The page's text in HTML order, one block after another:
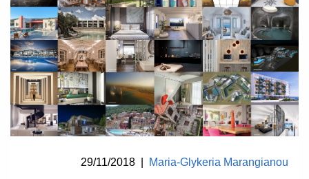
29/11/2018 Maria-Glykeria Marangianou